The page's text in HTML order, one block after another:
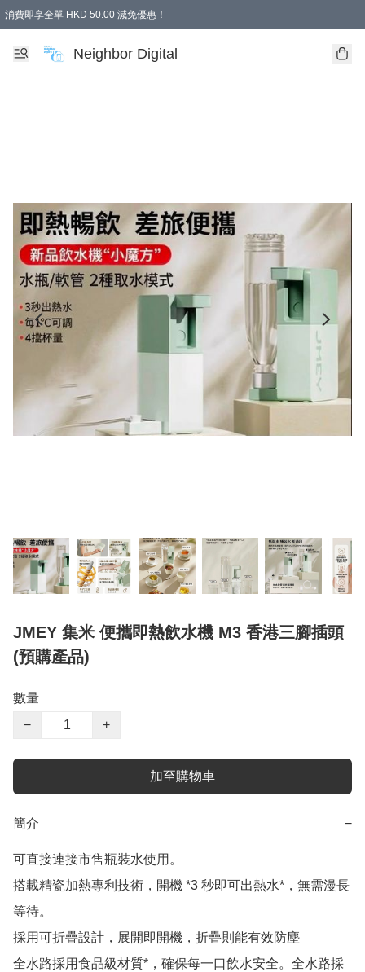
消費即享全單 HKD 50.00 減免優惠！
Neighbor Digital
JMEY 集米 便攜即熱飲水機 M3 香港三腳插頭
(預購產品)
數量
−
+
加至購物車
簡介 −
可直接連接市售瓶裝水使用。
搭載精瓷加熱專利技術，開機 *3 秒即可出熱水*，無需漫長
等待。
採用可折疊設計，展開即開機，折疊則能有效防塵
全水路採用食品級材質*，確保每一口飲水安全。全水路採